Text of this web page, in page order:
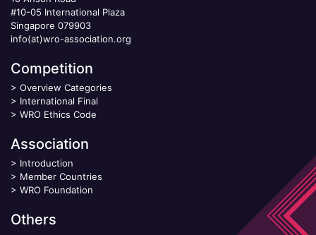
#10-05 International Plaza
Singapore 079903
info(at)wro-association.org
Competition
> Overview Categories
> International Final
> WRO Ethics Code
Association
> Introduction
> Member Countries
> WRO Foundation
Others